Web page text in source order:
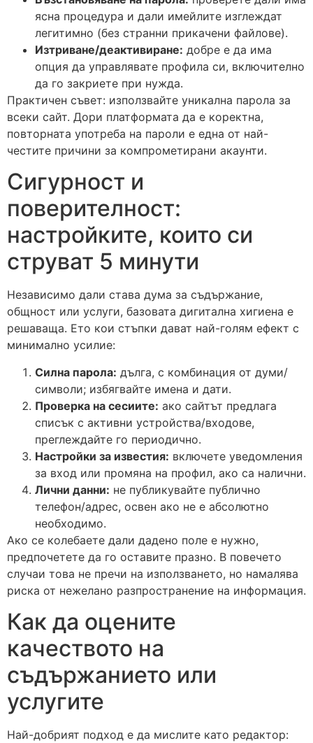
ясна процедура и дали имейлите изглеждат
легитимно (без странни прикачени файлове).
Изтриване/деактивиране: добре е да има
опция да управлявате профила си, включително
да го закриете при нужда.
Практичен съвет: използвайте уникална парола за
всеки сайт. Дори платформата да е коректна,
повторната употреба на пароли е една от най-
честите причини за компрометирани акаунти.
Сигурност и
поверителност:
настройките, които си
струват 5 минути
Независимо дали става дума за съдържание,
общност или услуги, базовата дигитална хигиена е
решаваща. Ето кои стъпки дават най-голям ефект с
минимално усилие:
Силна парола: дълга, с комбинация от думи/
символи; избягвайте имена и дати.
Проверка на сесиите: ако сайтът предлага
списък с активни устройства/входове,
преглеждайте го периодично.
Настройки за известия: включете уведомления
за вход или промяна на профил, ако са налични.
Лични данни: не публикувайте публично
телефон/адрес, освен ако не е абсолютно
необходимо.
Ако се колебаете дали дадено поле е нужно,
предпочетете да го оставите празно. В повечето
случаи това не пречи на използването, но намалява
риска от нежелано разпространение на информация.
Как да оцените
качеството на
съдържанието или
услугите
Най-добрият подход е да мислите като редактор: